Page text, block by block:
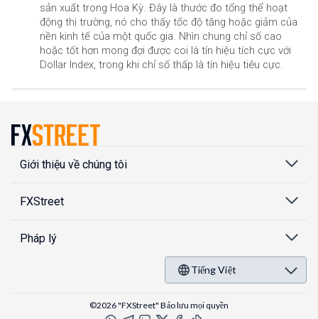
sản xuất trong Hoa Kỳ. Đây là thước đo tổng thể hoạt
động thị trường, nó cho thấy tốc độ tăng hoặc giảm của
nền kinh tế của một quốc gia. Nhìn chung chỉ số cao
hoặc tốt hơn mong đợi được coi là tín hiệu tích cực với
Dollar Index, trong khi chỉ số thấp là tín hiệu tiêu cực.
Giới thiệu về chúng tôi
FXStreet
Pháp lý
Tiếng Việt
©2026 "FXStreet" Bảo lưu mọi quyền